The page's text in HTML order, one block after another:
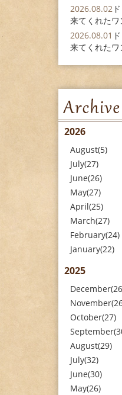
2026.08.02
来てくれた
2026.08.01
来てくれた
2026
August(5)
July(27)
June(26)
May(27)
April(25)
March(27)
February(24)
January(22)
2025
October(27)
August(29)
July(32)
June(30)
May(26)